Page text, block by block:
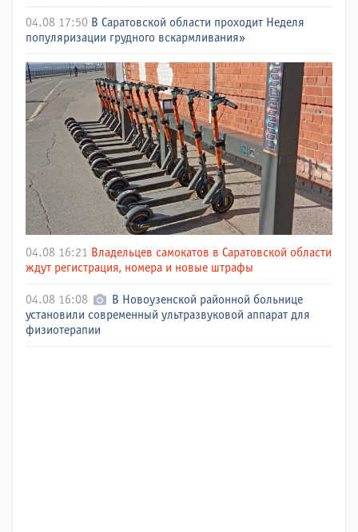
04.08 17:50 В Саратовской области проходит Неделя
популяризации грудного вскармливания»
04.08 16:21 Владельцев самокатов в Саратовской области
ждут регистрация, номера и новые штрафы
04.08 16:08
В Новоузенской районной больнице
установили современный ультразвуковой аппарат для
физиотерапии